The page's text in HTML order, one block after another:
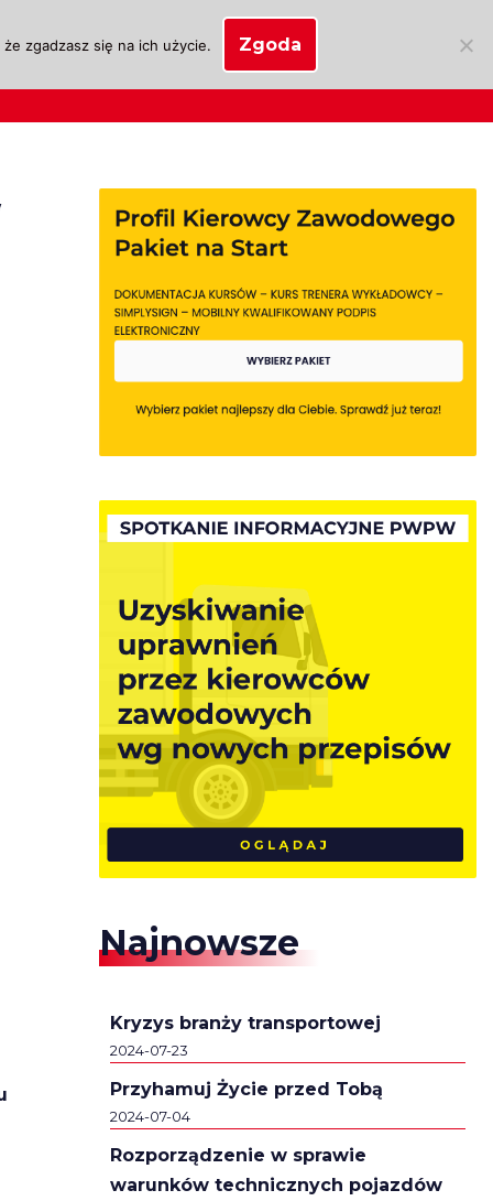
Najnowsze
Kryzys branży transportowej
2024-07-23
Przyhamuj Życie przed Tobą
2024-07-04
Rozporządzenie w sprawie
warunków technicznych pojazdów
zgadzasz się na ich użycie. Zgoda